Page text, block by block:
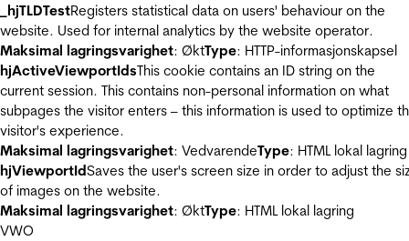
_hjTLDTestRegisters statistical data on users' behaviour on the
website. Used for internal analytics by the website operator.
Maksimal lagringsvarighet: ØktType: HTTP-informasjonskapsel
hjActiveViewportIdsThis cookie contains an ID string on the
current session. This contains non-personal information on what
subpages the visitor enters – this information is used to optimize
visitor's experience.
Maksimal lagringsvarighet: VedvarendeType: HTML lokal lagring
hjViewportIdSaves the user's screen size in order to adjust the
of images on the website.
Maksimal lagringsvarighet: ØktType: HTML lokal lagring
VWO